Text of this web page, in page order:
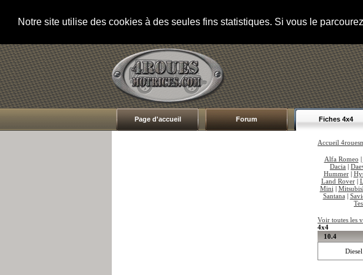
Notre site utilise des cookies à des seules fins statistiques. Si vous le
Page d'accueil Forum Fiches 4x4
Accueil
Alfa Romeo |
Dacia |
Hummer|
Land Rover|
Mini |
Santana |
Voir toutes les
4x4
10.4